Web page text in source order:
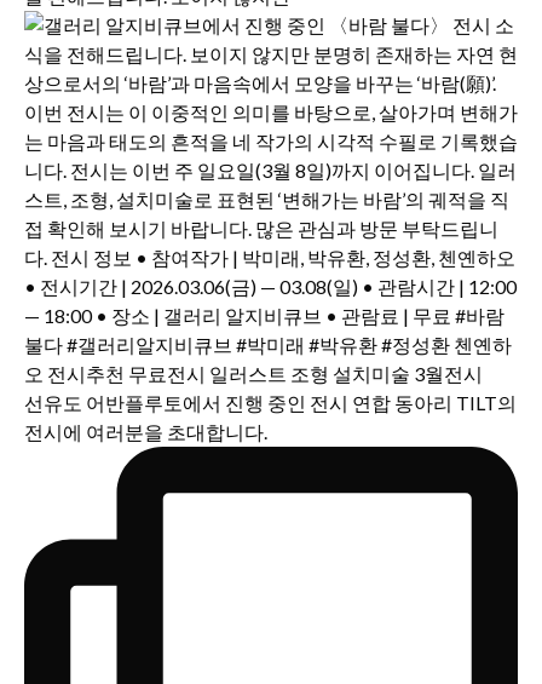
선유도 어반플루토에서 진행 중인 전시 연합 동아리 TILT의
전시에 여러분을 초대합니다.